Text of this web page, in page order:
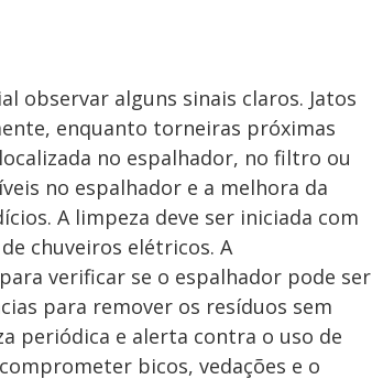
observar alguns sinais claros. Jatos
enquanto torneiras próximas
no espalhador, no filtro ou
no espalhador e a melhora da
A limpeza deve ser iniciada com
chuveiros elétricos. A
verificar se o espalhador pode ser
para remover os resíduos sem
periódica e alerta contra o uso de
bicos, vedações e o